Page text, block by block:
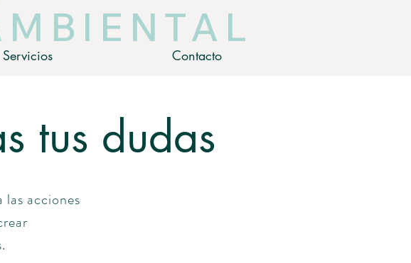
Servicios Contacto
tus dudas
las acciones